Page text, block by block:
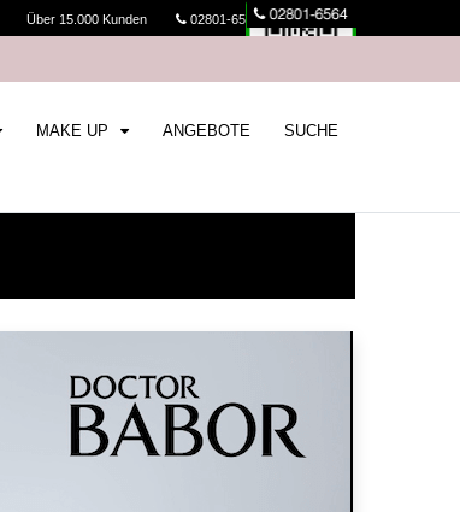
Über 15.000 Kunden 02801-6564 Kasse
MAKE UP ANGEBOTE SUCHE